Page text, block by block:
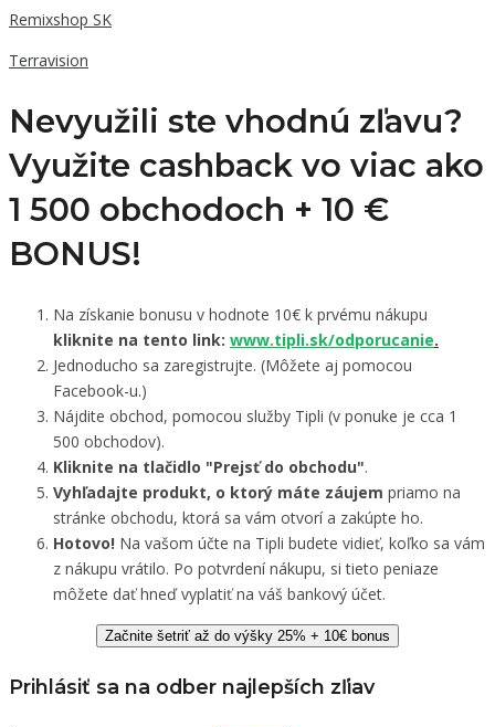
Remixshop SK
Terravision
Nevyužili ste vhodnú zľavu?
Využite cashback vo viac ako
1 500 obchodoch + 10 €
BONUS!
Na získanie bonusu v hodnote 10€ k prvému nákupu
kliknite na tento link: www.tipli.sk/odporucanie.
Jednoducho sa zaregistrujte. (Môžete aj pomocou
Facebook-u.)
Nájdite obchod, pomocou služby Tipli (v ponuke je cca 1
500 obchodov).
Kliknite na tlačidlo "Prejsť do obchodu".
Vyhľadajte produkt, o ktorý máte záujem priamo na
stránke obchodu, ktorá sa vám otvorí a zakúpte ho.
Hotovo! Na vašom účte na Tipli budete vidieť, koľko sa vám
z nákupu vrátilo. Po potvrdení nákupu, si tieto peniaze
môžete dať hneď vyplatiť na váš bankový účet.
Začnite šetriť až do výšky 25% + 10€ bonus
Prihlásiť sa na odber najlepších zľiav